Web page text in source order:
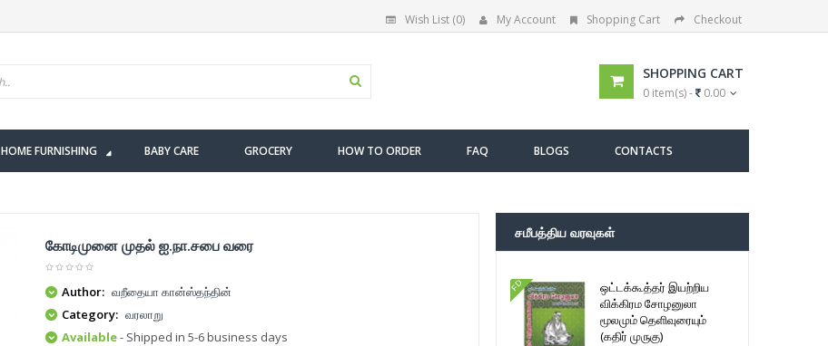
Wish List (0) My Account Shopping Cart Checkout
SHOPPING CART
0 item(s) - 0.00
HOME FURNISHING BABY CARE GROCERY HOW TO ORDER FAQ BLOGS CONTACTS
கோடிமுனை முதல் ஐ.நா.சபை வரை
Author: வறீதையா கான்ஸ்தந்தின்
Category: வரலாறு
Available- Shipped in 5-6 business days
சமீபத்திய வரவுகள்
FD
ஒட்டக்கூத்தர் இயற்றிய
விக்கிரம சோழனுலா
மூலமும் தெளிவுரையும்
(கதிர் முருகு)